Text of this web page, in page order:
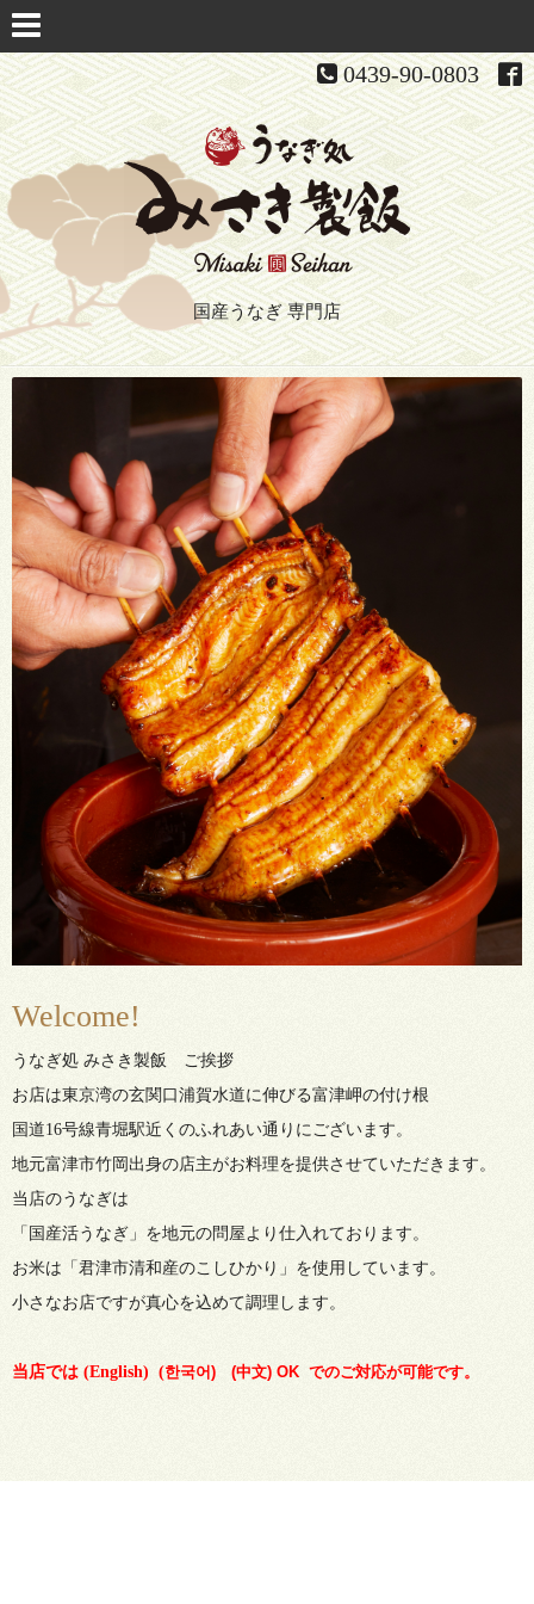
0439-90-0803
国産うなぎ 専門店
Welcome!
うなぎ処 みさき製飯 ご挨拶
お店は東京湾の玄関口浦賀水道に伸びる富津岬の付け根
国道16号線青堀駅近くのふれあい通りにございます。
地元富津市竹岡出身の店主がお料理を提供させていただきます。
当店のうなぎは
「国産活うなぎ」を地元の問屋より仕入れております。
お米は「君津市清和産のこしひかり」を使用しています。
小さなお店ですが真心を込めて調理します。
当店では (English) (한국어) (中文) OK でのご対応が可能です。